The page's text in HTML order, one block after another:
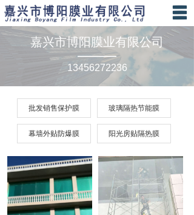
嘉兴市博阳膜业有限公司
————
13456272236
首页
产品案例
新闻资讯
联系我们
批发销售保护膜 玻璃隔热节能膜
幕墙外贴防爆膜 阳光房贴隔热膜